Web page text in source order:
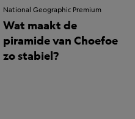
National Geographic Premium
Wat maakt de
piramide van Choefoe
zo stabiel?